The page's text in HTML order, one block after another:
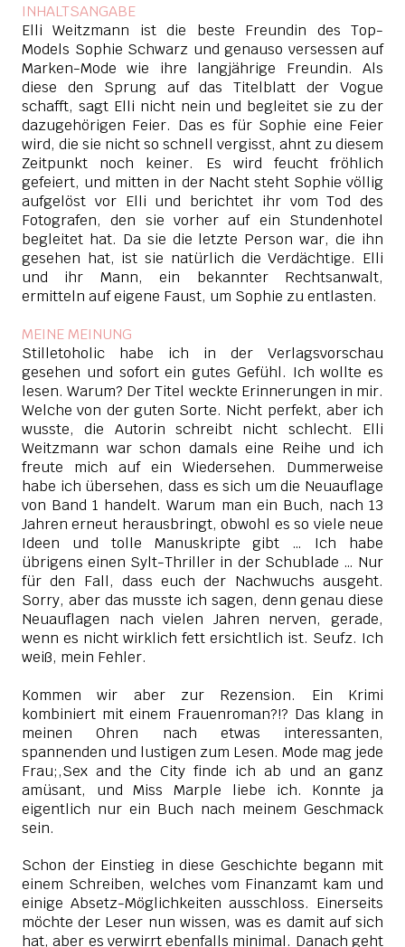
INHALTSANGABE
Elli Weitzmann ist die beste Freundin des Top-
Models Sophie Schwarz und genauso versessen auf
Marken-Mode wie ihre langjährige Freundin. Als
diese den Sprung auf das Titelblatt der Vogue
schafft, sagt Elli nicht nein und begleitet sie zu der
dazugehörigen Feier. Das es für Sophie eine Feier
wird, die sie nicht so schnell vergisst, ahnt zu diesem
Zeitpunkt noch keiner. Es wird feucht fröhlich
gefeiert, und mitten in der Nacht steht Sophie völlig
aufgelöst vor Elli und berichtet ihr vom Tod des
Fotografen, den sie vorher auf ein Stundenhotel
begleitet hat. Da sie die letzte Person war, die ihn
gesehen hat, ist sie natürlich die Verdächtige. Elli
und ihr Mann, ein bekannter Rechtsanwalt,
ermitteln auf eigene Faust, um Sophie zu entlasten.
MEINE MEINUNG
Stilletoholic habe ich in der Verlagsvorschau
gesehen und sofort ein gutes Gefühl. Ich wollte es
lesen. Warum? Der Titel weckte Erinnerungen in mir.
Welche von der guten Sorte. Nicht perfekt, aber ich
wusste, die Autorin schreibt nicht schlecht. Elli
Weitzmann war schon damals eine Reihe und ich
freute mich auf ein Wiedersehen. Dummerweise
habe ich übersehen, dass es sich um die Neuauflage
von Band 1 handelt. Warum man ein Buch, nach 13
Jahren erneut herausbringt, obwohl es so viele neue
Ideen und tolle Manuskripte gibt … Ich habe
übrigens einen Sylt-Thriller in der Schublade … Nur
für den Fall, dass euch der Nachwuchs ausgeht.
Sorry, aber das musste ich sagen, denn genau diese
Neuauflagen nach vielen Jahren nerven, gerade,
wenn es nicht wirklich fett ersichtlich ist. Seufz. Ich
weiß, mein Fehler.
Kommen wir aber zur Rezension. Ein Krimi
kombiniert mit einem Frauenroman?!? Das klang in
meinen Ohren nach etwas interessanten,
spannenden und lustigen zum Lesen. Mode mag jede
Frau;,Sex and the City finde ich ab und an ganz
amüsant, und Miss Marple liebe ich. Konnte ja
eigentlich nur ein Buch nach meinem Geschmack
sein.
Schon der Einstieg in diese Geschichte begann mit
einem Schreiben, welches vom Finanzamt kam und
einige Absetz-Möglichkeiten ausschloss. Einerseits
möchte der Leser nun wissen, was es damit auf sich
hat, aber es verwirrt ebenfalls minimal. Danach geht